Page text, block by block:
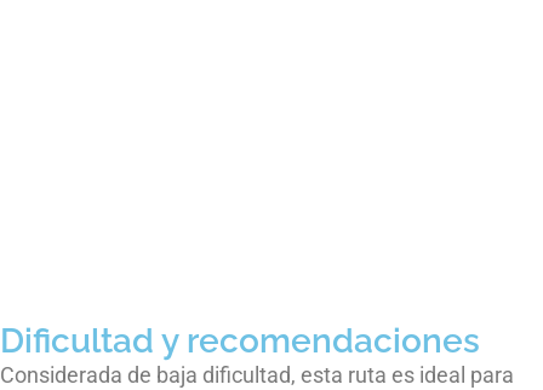
Dificultad y recomendaciones
Considerada de baja dificultad, esta ruta es ideal para